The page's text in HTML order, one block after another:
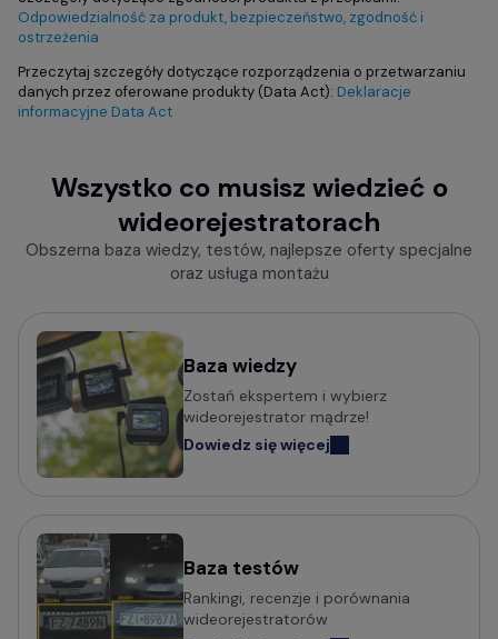
Odpowiedzialność za produkt, bezpieczeństwo, zgodność i
ostrzeżenia
Przeczytaj szczegóły dotyczące rozporządzenia o przetwarzaniu
danych przez oferowane produkty (Data Act): Deklaracje
informacyjne Data Act
Wszystko co musisz wiedzieć o
wideorejestratorach
Obszerna baza wiedzy, testów, najlepsze oferty specjalne
oraz usługa montażu
Baza wiedzy
Zostań ekspertem i wybierz
wideorejestrator mądrze!
Dowiedz się więcej
Baza testów
Rankingi, recenzje i porównania
wideorejestratorów